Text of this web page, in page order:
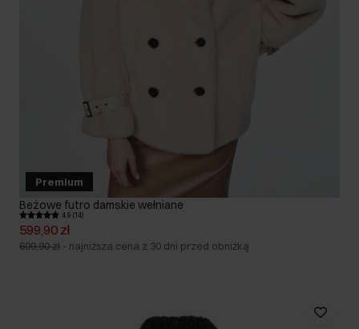
Premium
Beżowe futro damskie wełniane
4.9 (14)
599,90 zł
699,90 zł - najniższa cena z 30 dni przed obniżką